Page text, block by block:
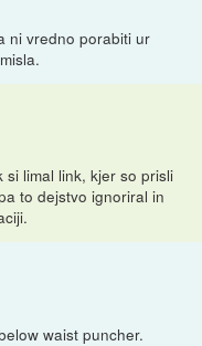
ni vredno porabiti ur
si limal link, kjer so prisli
to dejstvo ignoriral in
waist puncher.